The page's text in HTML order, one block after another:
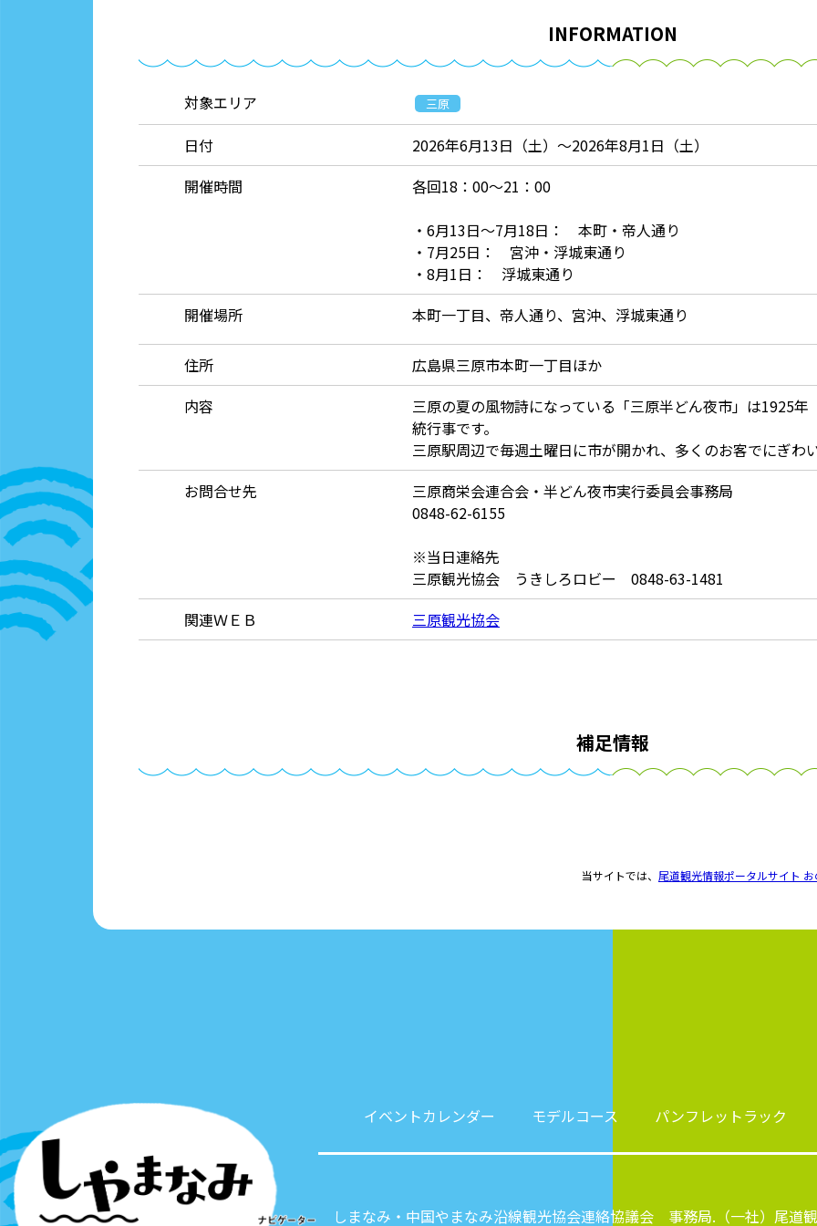
INFORMATION
対象エリア 三原
日付
2026年6月13日（土）～2026年8月1日（土）
開催時間
各回18：00～21：00
・6月13日～7月18日： 本町・帝人通り
・7月25日： 宮沖・浮城東通り
・8月1日： 浮城東通り
開催場所
本町一丁目、帝人通り、宮沖、浮城東通り
住所
広島県三原市本町一丁目ほか
内容
三原の夏の風物詩になっている「三原半どん夜市」は1925
統行事です。
三原駅周辺で毎週土曜日に市が開かれ、多くのお客でにぎわ
お問合せ先
三原商栄会連合会・半どん夜市実行委員会事務局
0848-62-6155
※当日連絡先
三原観光協会 うきしろロビー 0848-63-1481
関連ＷＥＢ
三原観光協会
補足情報
当サイトでは、 尾道観光情報ポータルサイト
イベントカレンダー モデルコース パンフレットラック
しまなみ・中国やまなみ沿線観光協会連絡協議会 事務局.（一社）尾道